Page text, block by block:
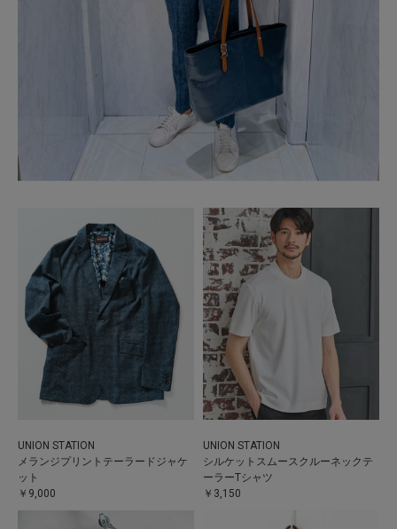
UNION STATION
メランジプリントテーラードジャケ
ット
￥9,000
UNION STATION
シルケットスムースクルーネックテ
ーラーTシャツ
￥3,150